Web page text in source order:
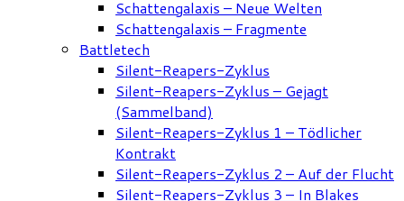
Schattengalaxis – Neue Welten
Schattengalaxis – Fragmente
Battletech
Silent-Reapers-Zyklus
Silent-Reapers-Zyklus – Gejagt
(Sammelband)
Silent-Reapers-Zyklus 1 – Tödlicher
Kontrakt
Silent-Reapers-Zyklus 2 – Auf der Flucht
Silent-Reapers-Zyklus 3 – In Blakes